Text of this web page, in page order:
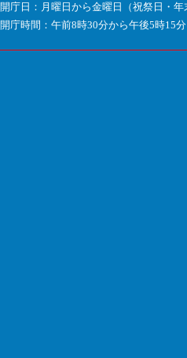
開庁日：月曜日から金曜日（祝祭日・年
開庁時間：午前8時30分から午後5時15